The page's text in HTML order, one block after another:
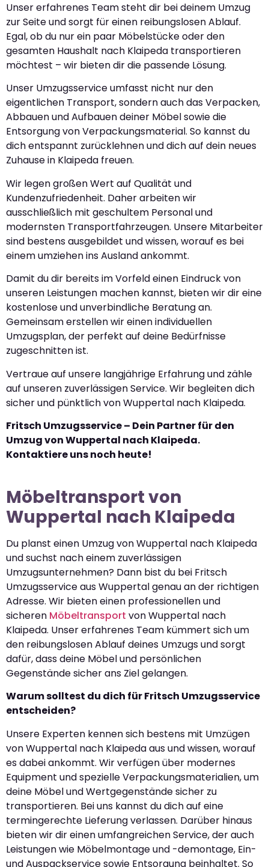
Unser erfahrenes Team steht dir bei deinem Umzug
zur Seite und sorgt für einen reibungslosen Ablauf.
Egal, ob du nur ein paar Möbelstücke oder den
gesamten Haushalt nach Klaipeda transportieren
möchtest – wir bieten dir die passende Lösung.
Unser Umzugsservice umfasst nicht nur den
eigentlichen Transport, sondern auch das Verpacken,
Abbauen und Aufbauen deiner Möbel sowie die
Entsorgung von Verpackungsmaterial. So kannst du
dich entspannt zurücklehnen und dich auf dein neues
Zuhause in Klaipeda freuen.
Wir legen großen Wert auf Qualität und
Kundenzufriedenheit. Daher arbeiten wir
ausschließlich mit geschultem Personal und
modernsten Transportfahrzeugen. Unsere Mitarbeiter
sind bestens ausgebildet und wissen, worauf es bei
einem umziehen ins Ausland ankommt.
Damit du dir bereits im Vorfeld einen Eindruck von
unseren Leistungen machen kannst, bieten wir dir eine
kostenlose und unverbindliche Beratung an.
Gemeinsam erstellen wir einen individuellen
Umzugsplan, der perfekt auf deine Bedürfnisse
zugeschnitten ist.
Vertraue auf unsere langjährige Erfahrung und zähle
auf unseren zuverlässigen Service. Wir begleiten dich
sicher und pünktlich von Wuppertal nach Klaipeda.
Fritsch Umzugsservice – Dein Partner für den
Umzug von Wuppertal nach Klaipeda.
Kontaktiere uns noch heute!
Möbeltransport von
Wuppertal nach Klaipeda
Du planst einen Umzug von Wuppertal nach Klaipeda
und suchst nach einem zuverlässigen
Umzugsunternehmen? Dann bist du bei Fritsch
Umzugsservice aus Wuppertal genau an der richtigen
Adresse. Wir bieten einen professionellen und
sicheren Möbeltransport von Wuppertal nach
Klaipeda. Unser erfahrenes Team kümmert sich um
den reibungslosen Ablauf deines Umzugs und sorgt
dafür, dass deine Möbel und persönlichen
Gegenstände sicher ans Ziel gelangen.
Warum solltest du dich für Fritsch Umzugsservice
entscheiden?
Unsere Experten kennen sich bestens mit Umzügen
von Wuppertal nach Klaipeda aus und wissen, worauf
es dabei ankommt. Wir verfügen über modernes
Equipment und spezielle Verpackungsmaterialien, um
deine Möbel und Wertgegenstände sicher zu
transportieren. Bei uns kannst du dich auf eine
termingerechte Lieferung verlassen. Darüber hinaus
bieten wir dir einen umfangreichen Service, der auch
Leistungen wie Möbelmontage und -demontage, Ein-
und Auspackservice sowie Entsorgung beinhaltet. So